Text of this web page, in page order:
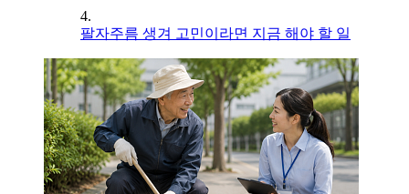
4.
팔자주름 생겨 고민이라면 지금 해야 할 일